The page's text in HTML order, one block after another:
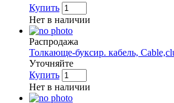
Купить
Нет в наличии
Распродажа
Толкающе-буксир. кабель,
Уточняйте
Купить
Нет в наличии